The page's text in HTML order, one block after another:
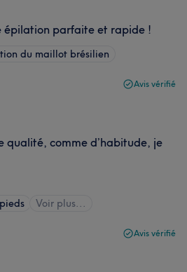
épilation parfaite et rapide !
du maillot brésilien
Avis vérifié
qualité, comme d’habitude, je
Voir plus...
Avis vérifié